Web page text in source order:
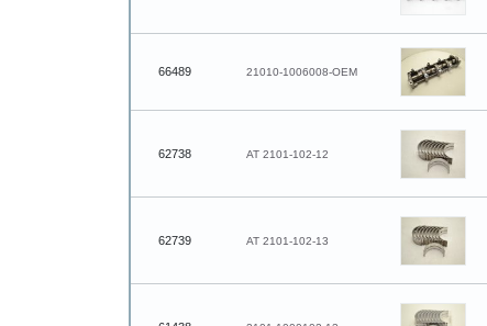
66489 21010-1006008-OEM
62738 AT 2101-102-12
62739 AT 2101-102-13